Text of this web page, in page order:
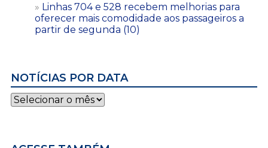
Linhas 704 e 528 recebem melhorias para
oferecer mais comodidade aos passageiros a
partir de segunda (10)
NOTÍCIAS POR DATA
Notícias
por